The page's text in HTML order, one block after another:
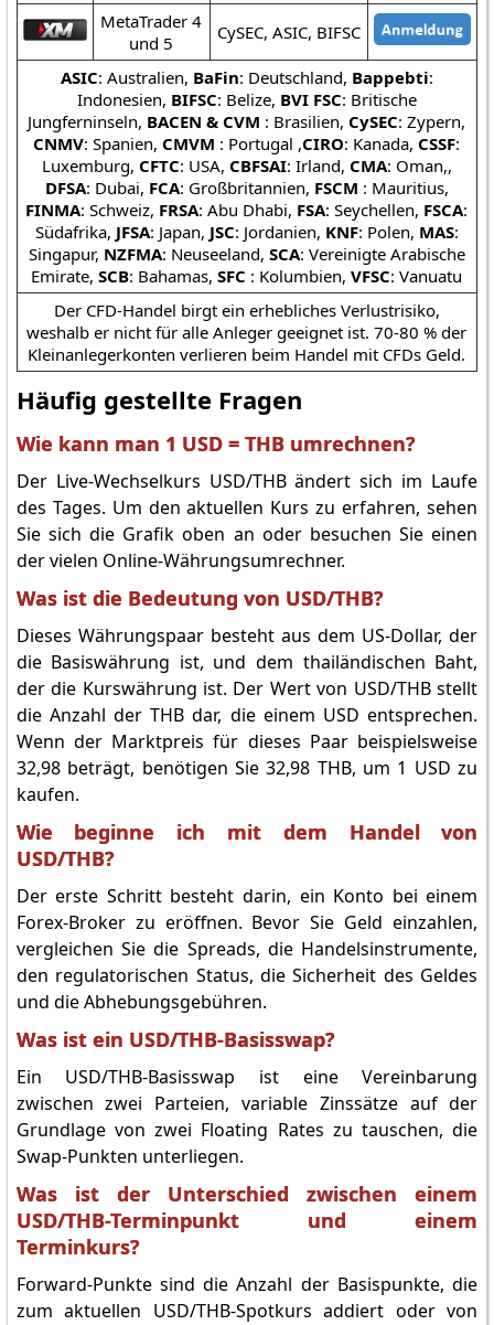
MetaTrader 4
und 5
CySEC, ASIC, BIFSC
ASIC: Australien, BaFin: Deutschland, Bappebti:
Indonesien, BIFSC: Belize, BVI FSC: Britische
Jungferninseln, BACEN & CVM : Brasilien, CySEC: Zypern,
CNMV: Spanien, CMVM : Portugal ,CIRO: Kanada, CSSF:
Luxemburg, CFTC: USA, CBFSAI: Irland, CMA: Oman,,
DFSA: Dubai, FCA: Großbritannien, FSCM : Mauritius,
FINMA: Schweiz, FRSA: Abu Dhabi, FSA: Seychellen, FSCA:
Südafrika, JFSA: Japan, JSC: Jordanien, KNF: Polen, MAS:
Singapur, NZFMA: Neuseeland, SCA: Vereinigte Arabische
Emirate,SCB: Bahamas,SFC : Kolumbien,VFSC: Vanuatu
Der CFD-Handel birgt ein erhebliches Verlustrisiko,
weshalb er nicht für alle Anleger geeignet ist. 70-80 % der
Kleinanlegerkonten verlieren beim Handel mit CFDs Geld.
Häufig gestellte Fragen
Wie kann man 1 USD = THB umrechnen?
Der Live-Wechselkurs USD/THB ändert sich im Laufe
des Tages. Um den aktuellen Kurs zu erfahren, sehen
Sie sich die Grafik oben an oder besuchen Sie einen
der vielen Online-Währungsumrechner.
Was ist die Bedeutung von USD/THB?
Dieses Währungspaar besteht aus dem US-Dollar, der
die Basiswährung ist, und dem thailändischen Baht,
der die Kurswährung ist. Der Wert von USD/THB stellt
die Anzahl der THB dar, die einem USD entsprechen.
Wenn der Marktpreis für dieses Paar beispielsweise
32,98 beträgt, benötigen Sie 32,98 THB, um 1 USD zu
kaufen.
Wie beginne ich mit dem Handel von
USD/THB?
Der erste Schritt besteht darin, ein Konto bei einem
Forex-Broker zu eröffnen. Bevor Sie Geld einzahlen,
vergleichen Sie die Spreads, die Handelsinstrumente,
den regulatorischen Status, die Sicherheit des Geldes
und die Abhebungsgebühren.
Was ist ein USD/THB-Basisswap?
Ein USD/THB-Basisswap ist eine Vereinbarung
zwischen zwei Parteien, variable Zinssätze auf der
Grundlage von zwei Floating Rates zu tauschen, die
Swap-Punkten unterliegen.
Was ist der Unterschied zwischen einem
USD/THB-Terminpunkt und einem
Terminkurs?
Forward-Punkte sind die Anzahl der Basispunkte, die
zum aktuellen USD/THB-Spotkurs addiert oder von